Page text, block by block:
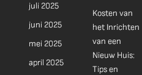
juli 2025
juni 2025
mei 2025
april 2025
Kosten van
het Inrichten
van een
Nieuw Huis:
Tips en